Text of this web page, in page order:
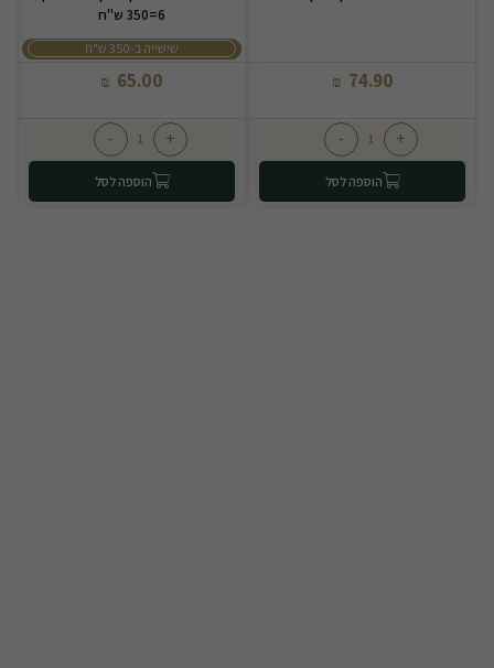
74.90
₪
+
-
הוספה לסל
6=350 ש"ח
שישייה ב-350 ש"ח
65.00
₪
+
-
הוספה לסל